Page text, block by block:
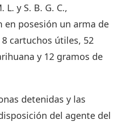
L. y S. B. G. C.,
en posesión un arma de
cartuchos útiles, 52
y 12 gramos de
detenidas y las
del agente del